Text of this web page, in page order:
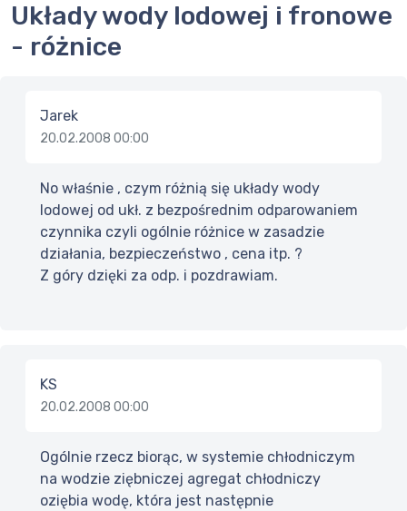
Układy wody lodowej i fronowe
- różnice
Jarek
20.02.2008 00:00
No właśnie , czym różnią się układy wody
lodowej od ukł. z bezpośrednim odparowaniem
czynnika czyli ogólnie różnice w zasadzie
działania, bezpieczeństwo , cena itp. ?
Z góry dzięki za odp. i pozdrawiam.
KS
20.02.2008 00:00
Ogólnie rzecz biorąc, w systemie chłodniczym
na wodzie ziębniczej agregat chłodniczy
oziębia wodę, która jest następnie